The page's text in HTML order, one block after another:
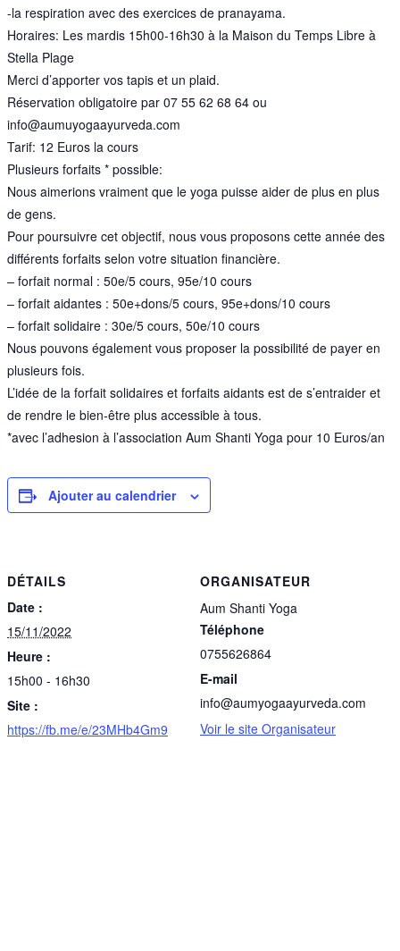
-la respiration avec des exercices de pranayama.
Horaires: Les mardis 15h00-16h30 à la Maison du Temps Libre à
Stella Plage
Merci d’apporter vos tapis et un plaid.
Réservation obligatoire par 07 55 62 68 64 ou
info@aumuyogaayurveda.com
Tarif: 12 Euros la cours
Plusieurs forfaits * possible:
Nous aimerions vraiment que le yoga puisse aider de plus en plus
de gens.
Pour poursuivre cet objectif, nous vous proposons cette année des
différents forfaits selon votre situation financière.
– forfait normal : 50e/5 cours, 95e/10 cours
– forfait aidantes : 50e+dons/5 cours, 95e+dons/10 cours
– forfait solidaire : 30e/5 cours, 50e/10 cours
Nous pouvons également vous proposer la possibilité de payer en
plusieurs fois.
L’idée de la forfait solidaires et forfaits aidants est de s’entraider et
de rendre le bien-être plus accessible à tous.
*avec l’adhesion à l’association Aum Shanti Yoga pour 10 Euros/an
Ajouter au calendrier
DÉTAILS
Date :
15/11/2022
Heure :
15h00 - 16h30
Site :
https://fb.me/e/23MHb4Gm9
ORGANISATEUR
Aum Shanti Yoga
Téléphone
0755626864
E-mail
info@aumyogaayurveda.com
Voir le site Organisateur